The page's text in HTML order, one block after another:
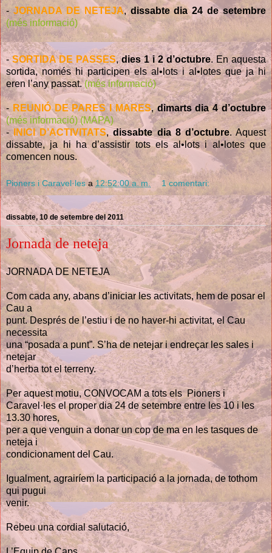
-JORNADA DE NETEJA,dissabte dia 24 de setembre
(més informació)
- SORTIDA DE PASSES,dies 1 i 2 d’octubre. En aquesta
sortida, només hi participen els al•lots i al•lotes que ja hi
eren l’any passat.(més informació)
- REUNIÓ DE PARES I MARES,dimarts dia 4 d’octubre
(més informació) (MAPA)
-INICI D’ACTIVITATS,dissabte dia 8 d’octubre. Aquest
dissabte, ja hi ha d’assistir tots els al•lots i al•lotes que
comencen nous.
Pioners i Caravel·les a 12:52:00 a. m. 1 comentari:
dissabte, 10 de setembre del 2011
Jornada de neteja
JORNADA DE NETEJA
Com cada any, abans d’iniciar les activitats, hem de posar el
Cau a
punt. Després de l’estiu i de no haver-hi activitat, el Cau
necessita
una “posada a punt”. S’ha de netejar i endreçar les sales i
netejar
d’herba tot el terreny.
Per aquest motiu, CONVOCAM a tots els Pioners i
Caravel·les el proper dia 24 de setembre entre les 10 i les
13.30 hores,
per a que venguin a donar un cop de ma en les tasques de
neteja i
condicionament del Cau.
Igualment, agrairíem la participació a la jornada, de tothom
qui pugui
venir.
Rebeu una cordial salutació,